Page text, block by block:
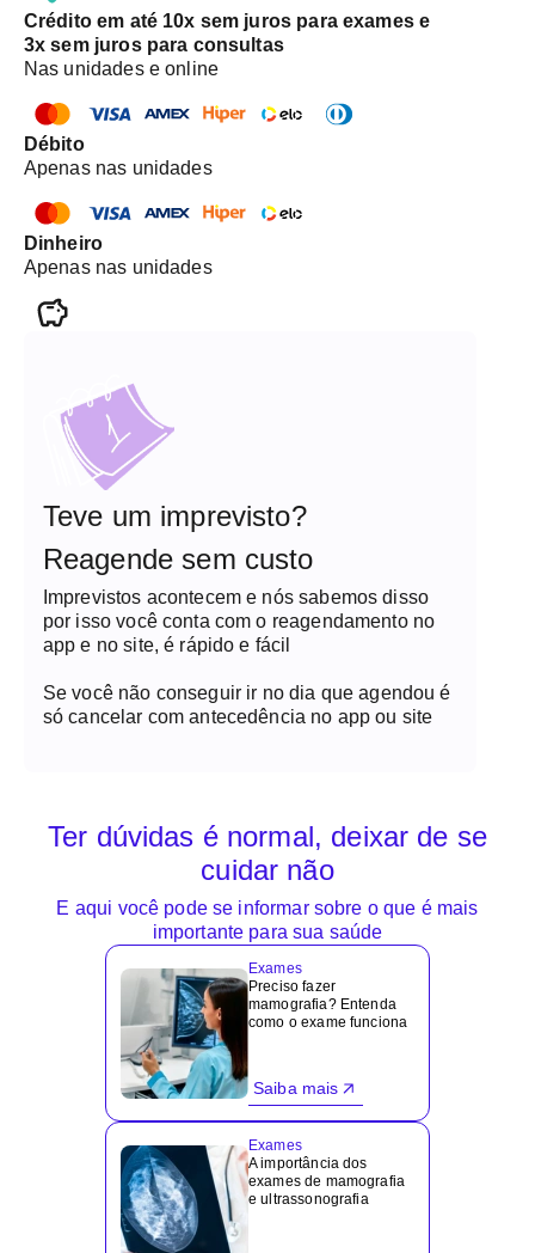
Crédito em até 10x sem juros para exames e
3x sem juros para consultas
Nas unidades e online
Débito
Apenas nas unidades
Dinheiro
Apenas nas unidades
Teve um imprevisto?
Reagende sem custo
Imprevistos acontecem e nós sabemos disso
por isso você conta com o reagendamento no
app e no site, é rápido e fácil
Se você não conseguir ir no dia que agendou é
só cancelar com antecedência no app ou site
Ter dúvidas é normal, deixar de se
cuidar não
E aqui você pode se informar sobre o que é mais
importante para sua saúde
Exames
Preciso fazer
mamografia? Entenda
como o exame funciona
Saiba mais
Exames
A importância dos
exames de mamografia
e ultrassonografia